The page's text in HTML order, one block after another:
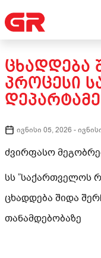
ᲪᲮᲐᲓᲓᲔᲑᲐ
ᲞᲠᲝᲪᲔᲡᲘ
ივნისი 05, 2026 -
ძვირფასო
სს ”საქართველოს
ცხადდება შიდა
თანამდებობაზე